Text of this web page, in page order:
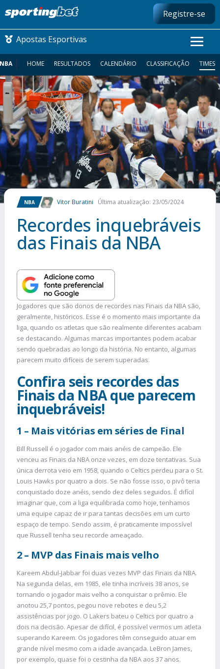
Registre-se
Apostas Esportivas
CONMEBOL LIBERTADORES
FUTEBOL NACIONAL
FUTEBOL INTERNACIONAL
COMO APOSTAR
MAIS ESPORTES
NBA HOME RESULTADOS CALENDÁRIO CLASSIFICAÇÃO TIMES
NBA Vitor Buratini Última atualização: 23/05/2024
Recordes inquebráveis
das Finais da NBA
Jogadores que são donos de recordes nas Finais da NBA são,
geralmente, históricos. Esse é o momento mais importante da
liga, quando os atletas que são realmente diferentes acabam
se destacando. Algumas marcas importantes podem acabar
sendo quebradas ao longo da história. No entanto, algumas
parecem muito difíceis de serem superadas.
Confira seis recordes das
Finais da NBA que parecem
inquebráveis!
1 – Mais vitórias em séries de Final
Bill Russell é o jogador com mais anéis de campeão. Ele
venceu as Finais da NBA onze vezes, em doze tentativas. Sua
única derrota veio em 1958, quando o Celtics perdeu para o St.
Louis Hawks por quatro a dois. Se não fosse isso, o pivô teria
conquistado doze anéis, sendo dez deles seguidos. É difícil
imaginar que, com a liga equilibrada como hoje, tenhamos
uma equipe capaz de ir para tantas decisões em um curto
espaço de tempo. Sendo assim, é praticamente impossível
que Russell tenha seu recorde ameaçado.
2 – MVP das Finais mais velho
Kareem Abdul-Jabbar foi duas vezes MVP das Finais da NBA.
Na segunda delas, em 1985, ele tinha incríveis 38 anos, se
tornando o jogador mais velho a conquistar o prêmio. Ele
anotou 25,7 pontos, pegou nove rebotes e deu 5,2
assistências por jogo. O Lakers bateu o Celtics por quatro a
dois na decisão. Apesar de difícil, é possível vermos um atleta
superando Kareem. Os jogadores têm conseguido atuar em
grande nível mesmo com a idade avançada. LeBron James,
por exemplo, quase foi o cestinha da NBA aos 37 anos.